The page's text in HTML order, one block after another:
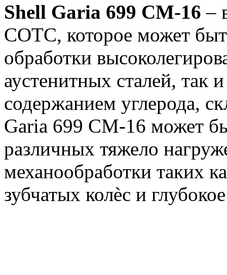
Shell Garia 699 СM-16 –
СОТС, которое может
обработки
аустенитных сталей, так
содержанием углерода,
Garia 699 CM-16 может
различных тяжело
механообработки таких
зубчатых колѐс и